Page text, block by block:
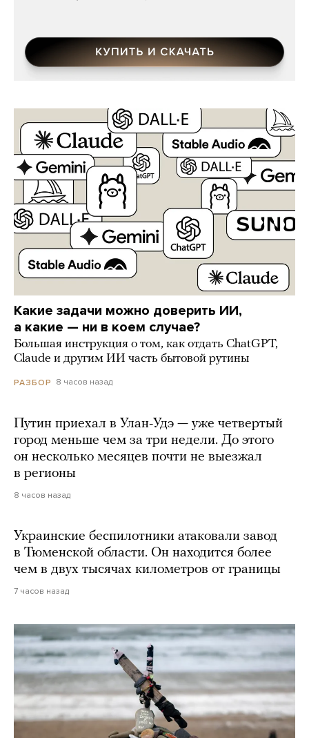
Какие задачи можно доверить ИИ,
а какие — ни в коем случае?
Большая инструкция о том, как отдать ChatGPT,
Claude и другим ИИ часть бытовой рутины
РАЗБОР 8 часов назад
Путин приехал в Улан-Удэ — уже четвертый
город меньше чем за три недели. До этого
он несколько месяцев почти не выезжал
в регионы
8 часов назад
Украинские беспилотники атаковали завод
в Тюменской области. Он находится более
чем в двух тысячах километров от границы
7 часов назад